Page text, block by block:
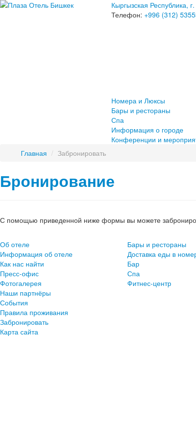
Кыргызская Республика,
Телефон: +996 (312)
Номера и Люксы
Бары и рестораны
Спа
Информация о городе
Конференции и
Главная / Забронировать
Бронирование
С помощью приведенной ниже формы вы можете
Об отеле
Информация об отеле
Как нас найти
Пресс-офис
Фотогалерея
Наши партнёры
События
Правила проживания
Забронировать
Карта сайта
Бары и рестораны
Доставка еды в
Бар
Спа
Фитнес-центр